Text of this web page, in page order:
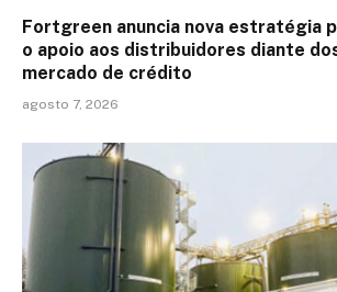
Fortgreen anuncia nova estratégia
o apoio aos distribuidores diante
mercado de crédito
agosto 7, 2026